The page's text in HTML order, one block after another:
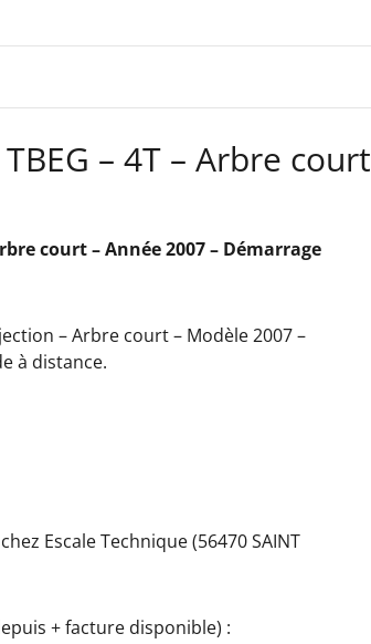
– 4T – Arbre court
court – Année 2007 – Démarrage
– Arbre court – Modèle 2007 –
à distance.
Escale Technique (56470 SAINT
+ facture disponible) :